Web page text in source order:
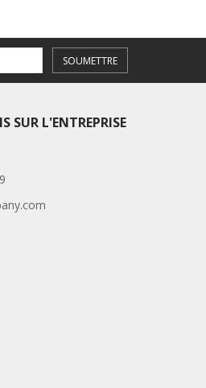
SOUMETTRE
SUR L'ENTREPRISE